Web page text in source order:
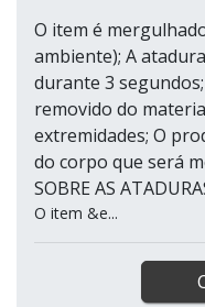
O item é
ambiente); A
durante 3
removido do
extremidades; O
do corpo que será
SOBRE AS
O item &e...